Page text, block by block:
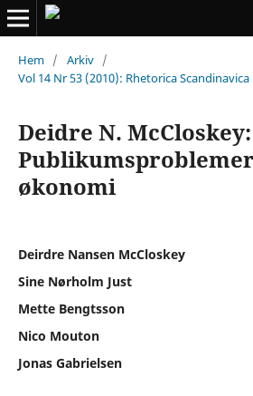
Hem / Arkiv /
Vol 14 Nr 53 (2010): Rhetorica Scandinavica
Deidre N. McCloskey:
økonomi
Deirdre Nansen McCloskey
Sine Nørholm Just
Mette Bengtsson
Nico Mouton
Jonas Gabrielsen